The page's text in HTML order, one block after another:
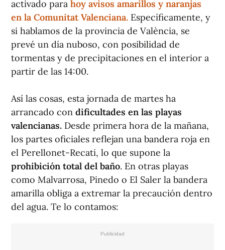
activado para hoy avisos amarillos y naranjas
en la Comunitat Valenciana. Específicamente, y
si hablamos de la provincia de València, se
prevé un día nuboso, con posibilidad de
tormentas y de precipitaciones en el interior a
partir de las 14:00.
Así las cosas, esta jornada de martes ha
arrancado con dificultades en las playas
valencianas. Desde primera hora de la mañana,
los partes oficiales reflejan una bandera roja en
el Perellonet-Recati, lo que supone la
prohibición total del baño. En otras playas
como Malvarrosa, Pinedo o El Saler la bandera
amarilla obliga a extremar la precaución dentro
del agua. Te lo contamos: